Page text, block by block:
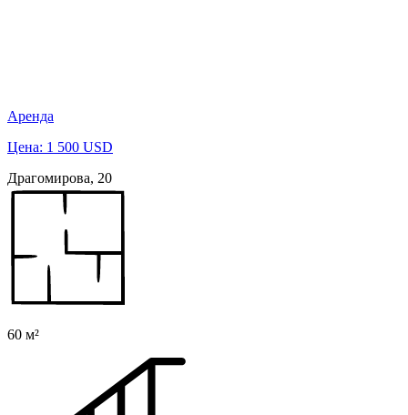
Аренда
Цена: 1 500 USD
Драгомирова, 20
60 м²